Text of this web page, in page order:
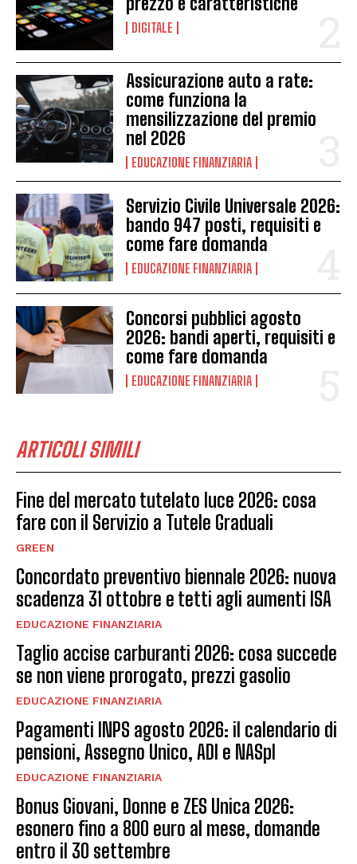
DIGITALE
Assicurazione auto a rate:
come funziona la
mensilizzazione del premio
nel 2026
EDUCAZIONE FINANZIARIA
Servizio Civile Universale 2026:
bando 947 posti, requisiti e
come fare domanda
EDUCAZIONE FINANZIARIA
Concorsi pubblici agosto
2026: bandi aperti, requisiti e
come fare domanda
EDUCAZIONE FINANZIARIA
ARTICOLI SIMILI
Fine del mercato tutelato luce 2026: cosa
fare con il Servizio a Tutele Graduali
GREEN
Concordato preventivo biennale 2026: nuova
scadenza 31 ottobre e tetti agli aumenti ISA
EDUCAZIONE FINANZIARIA
Taglio accise carburanti 2026: cosa succede
se non viene prorogato, prezzi gasolio
EDUCAZIONE FINANZIARIA
Pagamenti INPS agosto 2026: il calendario di
pensioni, Assegno Unico, ADI e NASpI
EDUCAZIONE FINANZIARIA
Bonus Giovani, Donne e ZES Unica 2026:
esonero fino a 800 euro al mese, domande
entro il 30 settembre